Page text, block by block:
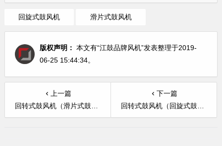
回旋式鼓风机 滑片式鼓风机
版权声明： 本文有“江鼓品牌风机”发表整理于2019-
06-25 15:44:34。
上一篇
回转式鼓风机（滑片式鼓风机）HC301S
下一篇
回转式鼓风机（回旋式鼓风机）HC251S